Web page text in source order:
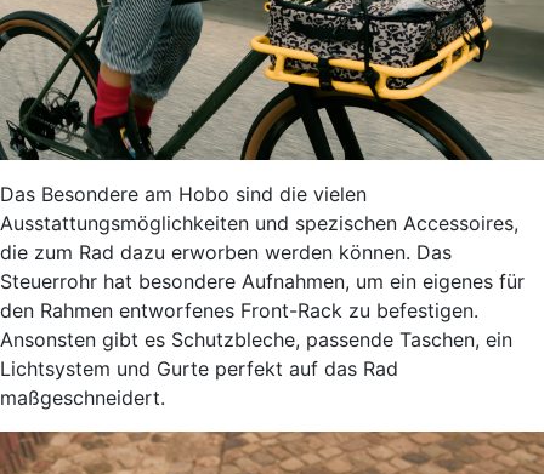
Das Besondere am Hobo sind die vielen
Ausstattungsmöglichkeiten und spezischen Accessoires,
die zum Rad dazu erworben werden können. Das
Steuerrohr hat besondere Aufnahmen, um ein eigenes für
den Rahmen entworfenes Front-Rack zu befestigen.
Ansonsten gibt es Schutzbleche, passende Taschen, ein
Lichtsystem und Gurte perfekt auf das Rad
maßgeschneidert.